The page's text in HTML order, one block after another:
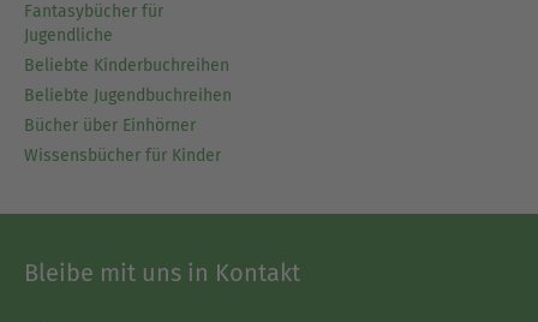
Fantasybücher für
Jugendliche
Beliebte Kinderbuchreihen
Beliebte Jugendbuchreihen
Bücher über Einhörner
Wissensbücher für Kinder
Bleibe mit uns in Kontakt